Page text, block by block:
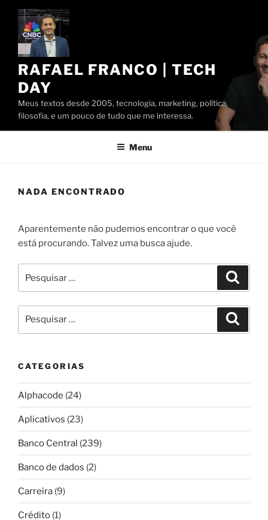
Pular
conteúdo
RAFAEL FRANCO | TECH
DAY
Meus textos desde 2005, tecnologia, marketing, política,
filosofia, e um pouco de tudo que me interessa.
Menu
NADA ENCONTRADO
Aparentemente não pudemos encontrar o que você
está procurando. Talvez uma busca ajude.
por:
por:
CATEGORIAS
Alphacode (24)
Aplicativos (23)
Banco Central (239)
Banco de dados (2)
Carreira (9)
Crédito (1)